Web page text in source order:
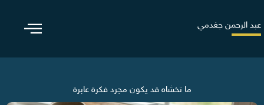
المحتوى
عبد الرحمن جغدمي
ما تخشاه قد يكون مجرد فكرة عابرة